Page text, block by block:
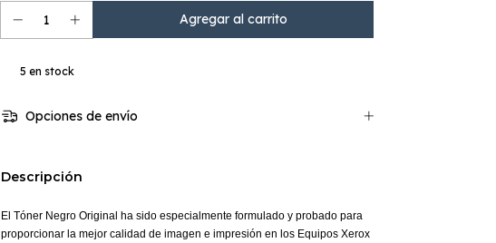
5 en stock
Opciones de envío
Descripción
El Tóner Negro Original ha sido especialmente formulado y probado para
proporcionar la mejor calidad de imagen e impresión en los Equipos Xerox